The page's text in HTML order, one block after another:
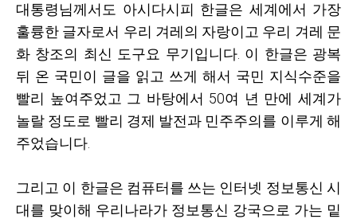
대통령님께서도 아시다시피 한글은 세계에서 가장
훌륭한 글자로서 우리 겨레의 자랑이고 우리 겨레 문
화 창조의 최신 도구요 무기입니다. 이 한글은 광복
뒤 온 국민이 글을 읽고 쓰게 해서 국민 지식수준을
빨리 높여주었고 그 바탕에서 50여 년 만에 세계가
놀랄 정도로 빨리 경제 발전과 민주주의를 이루게 해
주었습니다
그리고 이 한글은 컴퓨터를 쓰는 인터넷 정보통신 시
대를 맞이해 우리나라가 정보통신 강국으로 가는 밑